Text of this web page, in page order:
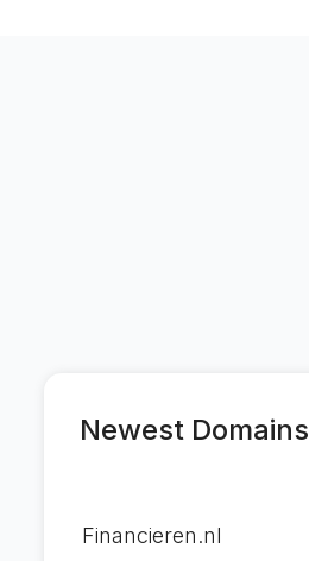
Newest Domains
Financieren.nl